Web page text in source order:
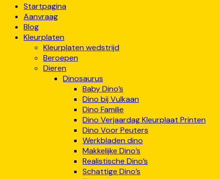
Startpagina
Aanvraag
Blog
Kleurplaten
Kleurplaten wedstrijd
Beroepen
Dieren
Dinosaurus
Baby Dino’s
Dino bij Vulkaan
Dino Familie
Dino Verjaardag Kleurplaat Printen
Dino Voor Peuters
Werkbladen dino
Makkelijke Dino’s
Realistische Dino’s
Schattige Dino’s